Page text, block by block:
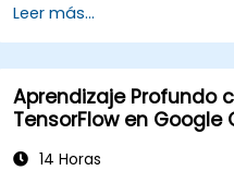
Visualizar big data en
colaborativo.
Integrar Apache Spark
herramientas basadas
Leer más...
Aprendizaje Profundo
TensorFlow en Google
14 Horas